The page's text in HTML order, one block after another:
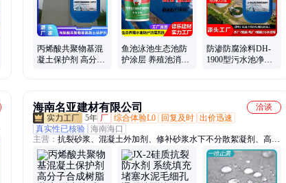
丙烯酸共聚物基混
凝土保护剂 高分子
鱼池泳池生态池防
护涂层 养殖池消防
防渗防腐涂料DH-
1900型污水池净水
海南名亚建材有限公司
洽谈
5年 厂 综合体验L0 回复及时 出价迅速
真实性已核验 海南海口
主营： 抗裂砂浆、混凝土外加剂、修补砂浆水下不分散絮凝剂、高强
无收缩灌浆料、高延性混凝土、环氧树脂修补砂浆、耐酸碱防腐砂
浆、混凝土表面增强剂、鹅卵石、防水涂料、防腐涂料、桥梁支座灌
浆料、耐酸碱耐腐蚀砂浆、瓷砖胶、混凝土防水剂、混凝土增强剂、